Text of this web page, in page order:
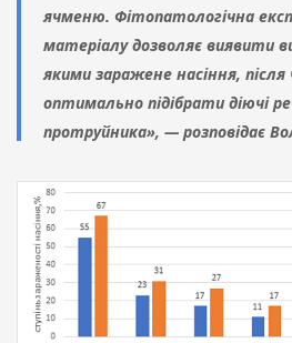
ячменю. Фітопатологічна
матеріалу дозволяє виявити
якими заражене насіння,
оптимально підібрати діючі
протруйника», — розповідає